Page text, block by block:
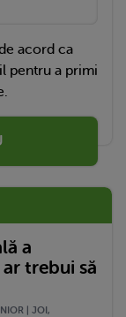
acord ca
pentru a primi
a
trebui să
| JOI,